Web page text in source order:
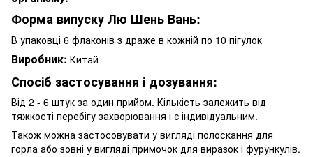
Форма випуску Лю Шень Вань:
В упаковці 6 флаконів з драже в кожній по 10 пігулок
Виробник: Китай
Спосіб застосування і дозування:
Від 2 - 6 штук за один прийом. Кількість залежить від
тяжкості перебігу захворювання і є індивідуальним.
Також можна застосовувати у вигляді полоскання для
горла або зовні у вигляді примочок для виразок і фурункулів.